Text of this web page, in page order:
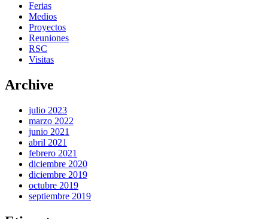
Ferias
Medios
Proyectos
Reuniones
RSC
Visitas
Archive
julio 2023
marzo 2022
junio 2021
abril 2021
febrero 2021
diciembre 2020
diciembre 2019
octubre 2019
septiembre 2019